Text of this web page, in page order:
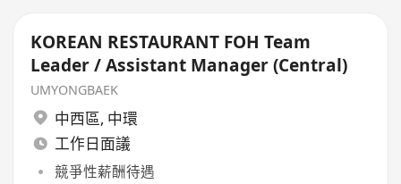
KOREAN RESTAURANT FOH Team
Leader / Assistant Manager (Central)
UMYONGBAEK
中西區, 中環
工作日面議
競爭性薪酬待遇